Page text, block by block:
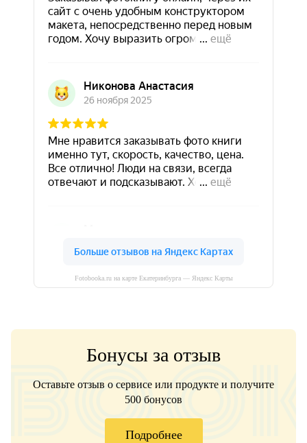
Fotobooka.ru на карте Екатеринбурга — Яндекс Карты
Бонусы за отзыв
Оставьте отзыв о сервисе или продукте и получите
500 бонусов
Подробнее